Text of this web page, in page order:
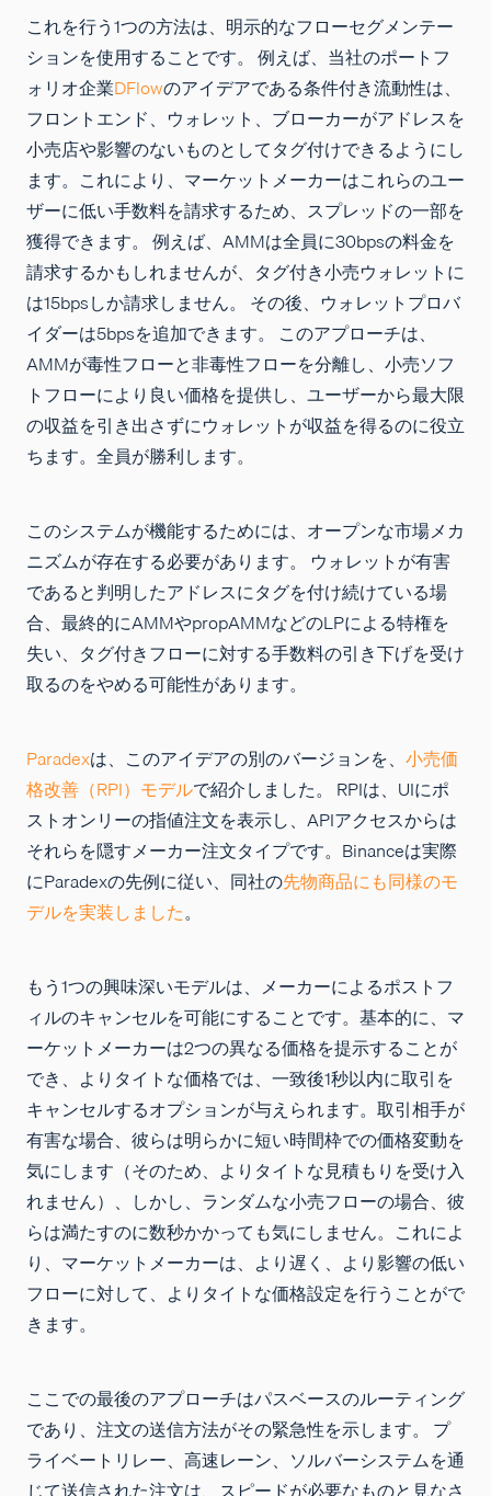
これを行う1つの方法は、明示的なフローセグメンテー
ションを使用することです。 例えば、当社のポートフ
ォリオ企業DFlowのアイデアである条件付き流動性は、
フロントエンド、ウォレット、ブローカーがアドレスを
小売店や影響のないものとしてタグ付けできるようにし
ます。これにより、マーケットメーカーはこれらのユー
ザーに低い手数料を請求するため、スプレッドの一部を
獲得できます。 例えば、AMMは全員に30bpsの料金を
請求するかもしれませんが、タグ付き小売ウォレットに
は15bpsしか請求しません。 その後、ウォレットプロバ
イダーは5bpsを追加できます。 このアプローチは、
AMMが毒性フローと非毒性フローを分離し、小売ソフ
トフローにより良い価格を提供し、ユーザーから最大限
の収益を引き出さずにウォレットが収益を得るのに役立
ちます。全員が勝利します。
このシステムが機能するためには、オープンな市場メカ
ニズムが存在する必要があります。 ウォレットが有害
であると判明したアドレスにタグを付け続けている場
合、最終的にAMMやpropAMMなどのLPによる特権を
失い、タグ付きフローに対する手数料の引き下げを受け
取るのをやめる可能性があります。
Paradexは、このアイデアの別のバージョンを、 小売価
格改善（RPI）モデルで紹介しました。 RPIは、UIにポ
ストオンリーの指値注文を表示し、APIアクセスからは
それらを隠すメーカー注文タイプです。Binanceは実際
にParadexの先例に従い、同社の先物商品にも同様のモ
デルを実装しました。
もう1つの興味深いモデルは、メーカーによるポストフ
ィルのキャンセルを可能にすることです。基本的に、マ
ーケットメーカーは2つの異なる価格を提示することが
でき、よりタイトな価格では、一致後1秒以内に取引を
キャンセルするオプションが与えられます。取引相手が
有害な場合、彼らは明らかに短い時間枠での価格変動を
気にします（そのため、よりタイトな見積もりを受け入
れません）、しかし、ランダムな小売フローの場合、彼
らは満たすのに数秒かかっても気にしません。これによ
り、マーケットメーカーは、より遅く、より影響の低い
フローに対して、よりタイトな価格設定を行うことがで
きます。
ここでの最後のアプローチはパスベースのルーティング
であり、注文の送信方法がその緊急性を示します。 プ
ライベートリレー、高速レーン、ソルバーシステムを通